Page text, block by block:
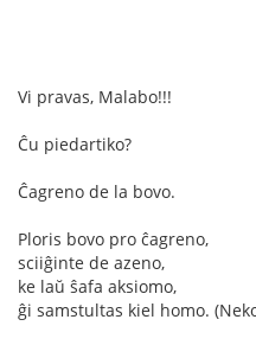
Vi pravas, Malabo!!!
Ĉu piedartiko?
Ĉagreno de la bovo.
Ploris bovo pro ĉagreno,
sciiĝinte de azeno,
ke laŭ ŝafa aksiomo,
ĝi samstultas kiel homo.